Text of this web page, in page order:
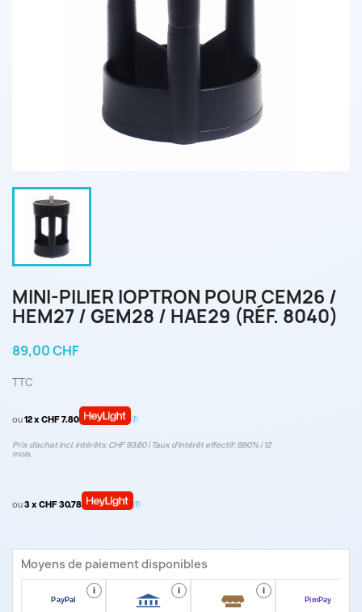
MINI-PILIER IOPTRON POUR CEM26 /
HEM27 / GEM28 / HAE29 (RÉF. 8040)
89,00 CHF
TTC
ou12 x CHF 7.80
Prix d’achat incl. intérêts: CHF 93.60 | Taux d‘intérêt effectif: 9.90% | 12
mois.
ou3 x CHF 30.78
Moyens de paiement disponibles
i i i